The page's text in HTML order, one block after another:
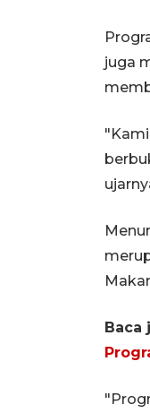
juga
Baca